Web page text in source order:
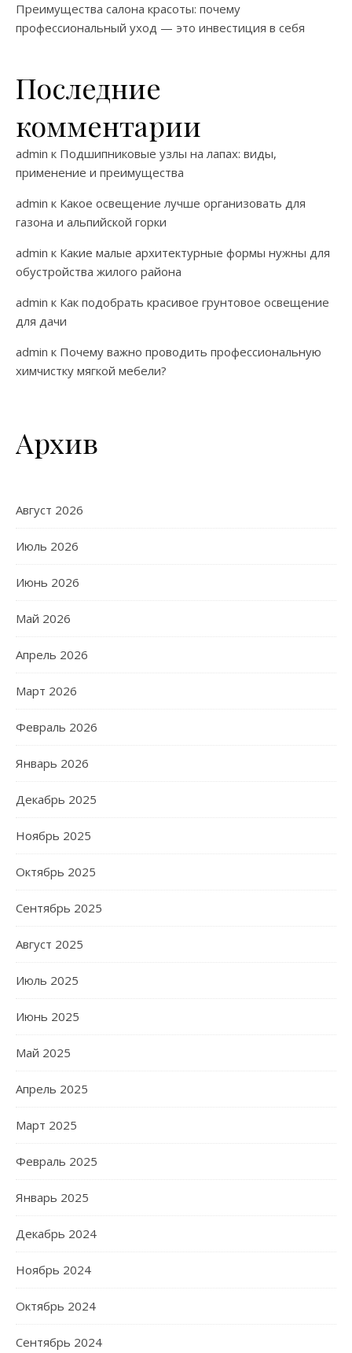
Преимущества салона красоты: почему
профессиональный уход — это инвестиция в себя
Последние
комментарии
admin к Подшипниковые узлы на лапах: виды,
применение и преимущества
admin к Какое освещение лучше организовать для
газона и альпийской горки
admin к Какие малые архитектурные формы нужны для
обустройства жилого района
admin к Как подобрать красивое грунтовое освещение
для дачи
admin к Почему важно проводить профессиональную
химчистку мягкой мебели?
Архив
Август 2026
Июль 2026
Июнь 2026
Май 2026
Апрель 2026
Март 2026
Февраль 2026
Январь 2026
Декабрь 2025
Ноябрь 2025
Октябрь 2025
Сентябрь 2025
Август 2025
Июль 2025
Июнь 2025
Май 2025
Апрель 2025
Март 2025
Февраль 2025
Январь 2025
Декабрь 2024
Ноябрь 2024
Октябрь 2024
Сентябрь 2024